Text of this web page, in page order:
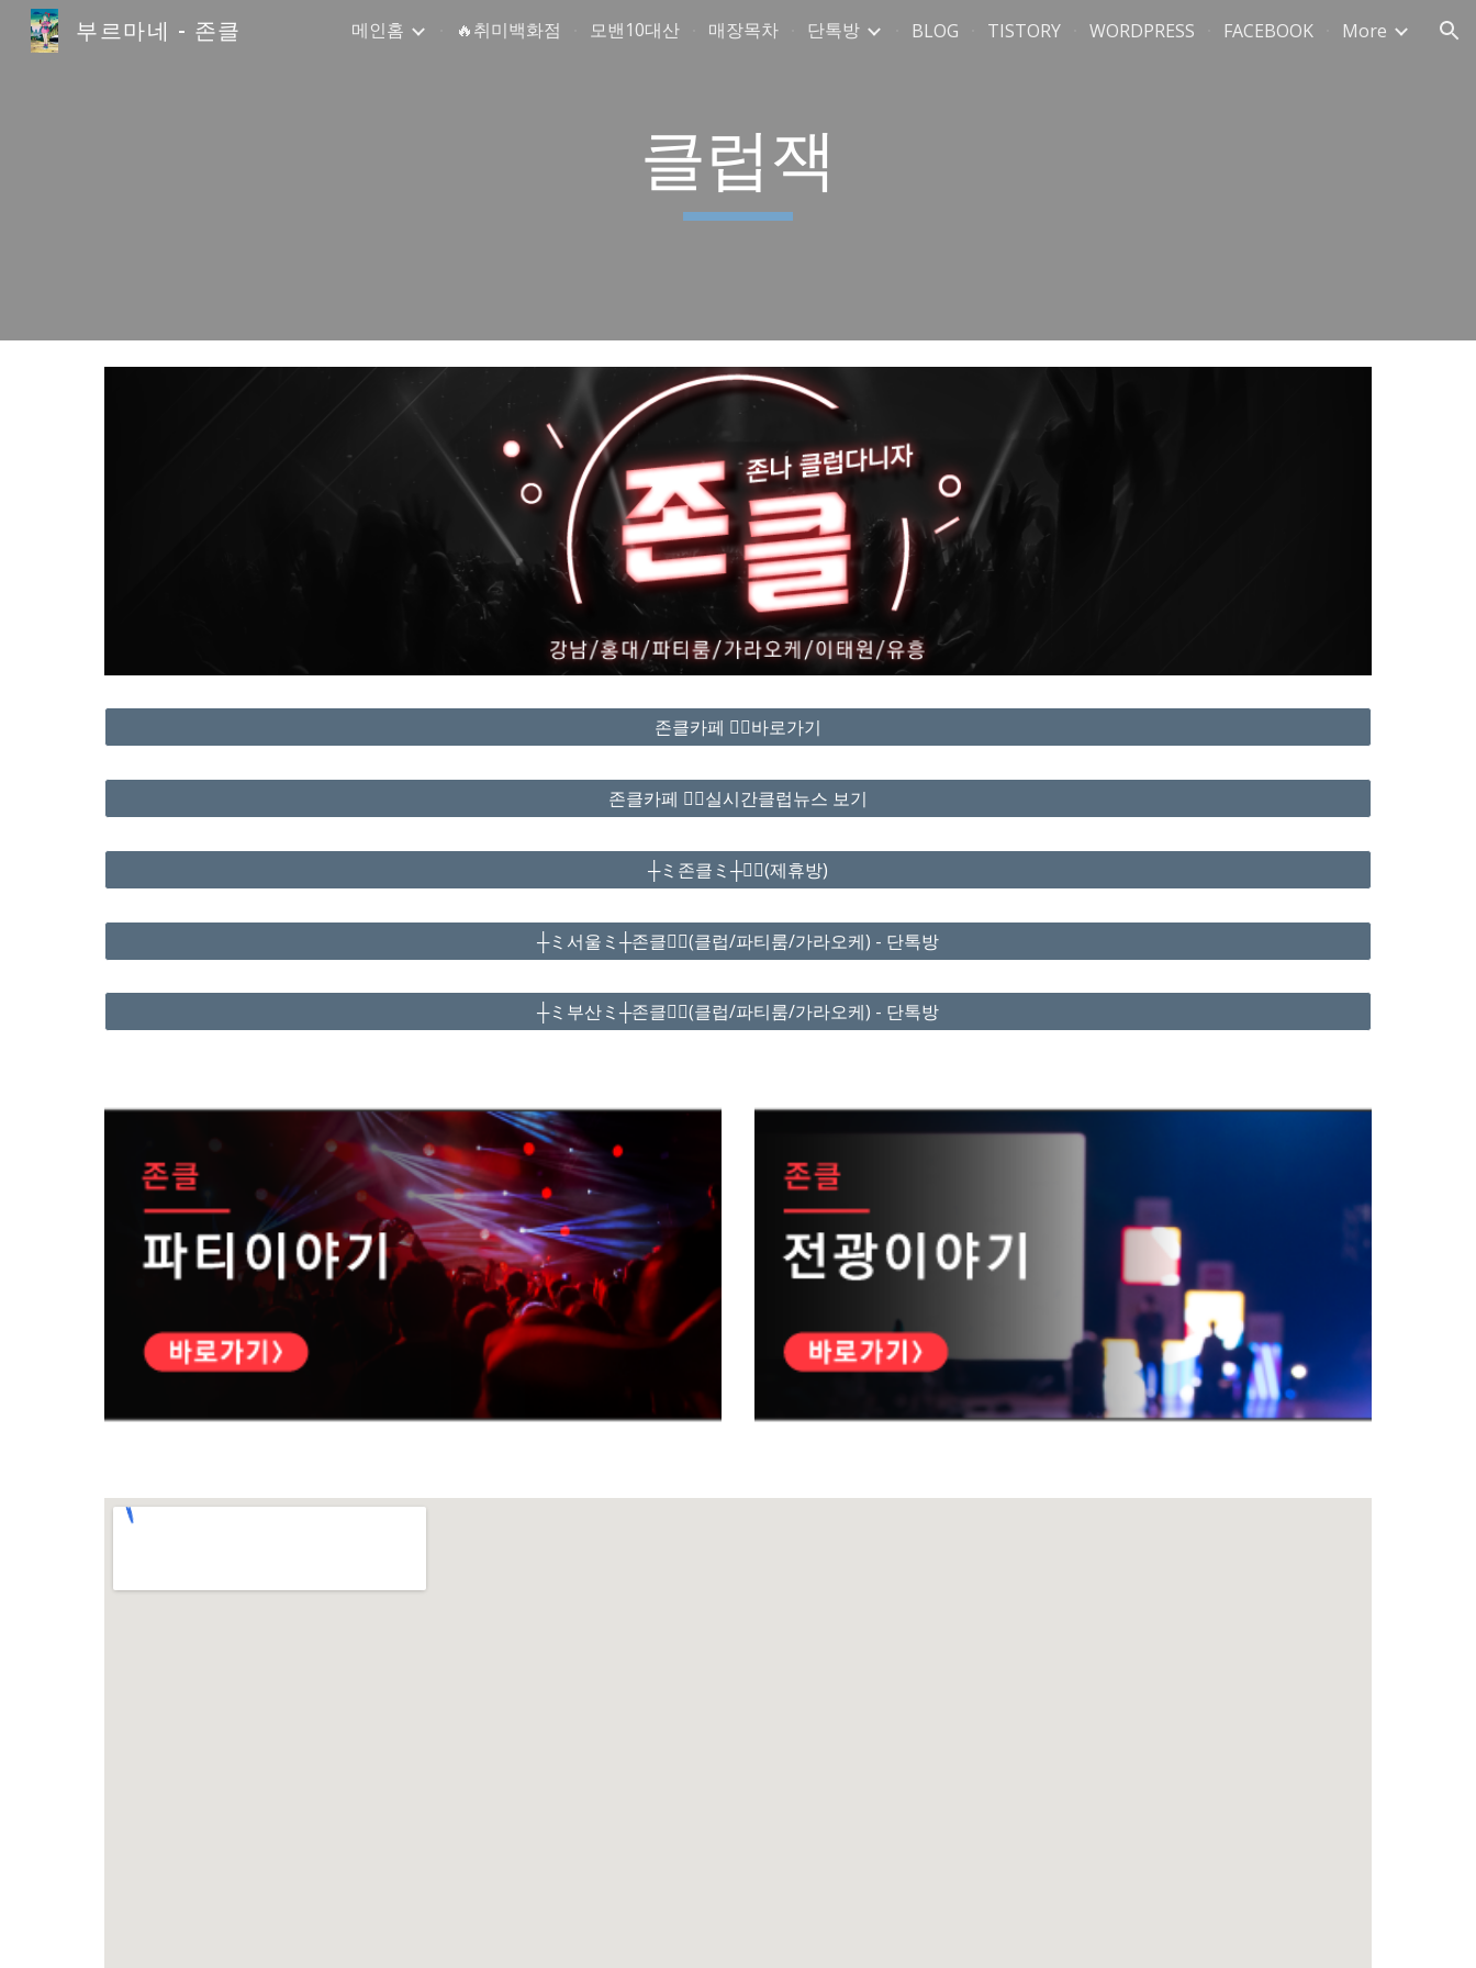
Skip to main content Skip to navigation
부르마네 - 존클 메인홈 🔥취미백화점 모밴10대산 매장목차 단톡방 BLOG TISTORY WORDPRESS FACEBOOK More
클럽잭
존클카페 ❤️‍🔥바로가기
존클카페 ❤️‍🔥실시간클럽뉴스 보기
┼ミ존클ミ┼❤️‍🔥(제휴방)
┼ミ서울ミ┼존클❤️‍🔥(클럽/파티룸/가라오케) - 단톡방
┼ミ부산ミ┼존클❤️‍🔥(클럽/파티룸/가라오케) - 단톡방